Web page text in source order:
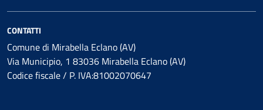
CONTATTI
Comune di Mirabella Eclano (AV)
Via Municipio, 1 83036 Mirabella Eclano (AV)
Codice fiscale / P. IVA:81002070647